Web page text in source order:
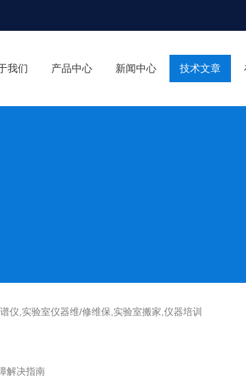
我们 产品中心 新闻中心 技术文章
仪,实验室仪器维/修维保,实验室搬家,仪器培训
解决指南